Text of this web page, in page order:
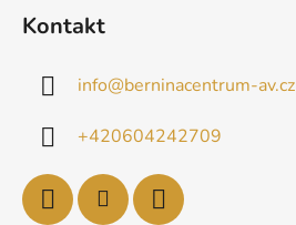
Kontakt
info@berninacentrum-av.cz
+420604242709